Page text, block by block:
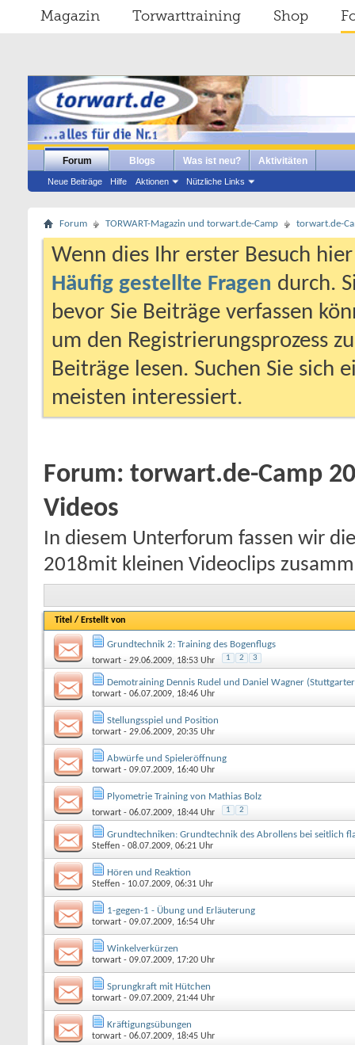
Magazin Torwarttraining Shop
Forum
Neue Beiträge Hilfe Aktionen Nützliche Links
Blogs Was ist neu? Aktivitäten
Forum TORWART-Magazin und torwart.de-Camp torwart.de-
Wenn dies Ihr erster Besuch
Häufig gestellte Fragen durch.
bevor Sie Beiträge verfassen
um den Registrierungsprozess
Beiträge lesen. Suchen Sie sich
meisten interessiert.
Forum: torwart.de-Camp
Videos
In diesem Unterforum fassen wir
2018mit kleinen Videoclips
Titel / Erstellt von
Grundtechnik 2: Training des Bogenflugs
torwart - 29.06.2009, 18:53 Uhr 1 2 3
Demotraining Dennis Rudel und Daniel Wagner
torwart - 06.07.2009, 18:46 Uhr
Stellungsspiel und Position
torwart - 29.06.2009, 20:35 Uhr
Abwürfe und Spieleröffnung
torwart - 09.07.2009, 16:40 Uhr
Plyometrie Training von Mathias Bolz
torwart - 06.07.2009, 18:44 Uhr 1 2
Grundtechniken: Grundtechnik des Abrollens bei seitlich
Steffen - 08.07.2009, 06:21 Uhr
Hören und Reaktion
Steffen - 10.07.2009, 06:31 Uhr
1-gegen-1 - Übung und Erläuterung
torwart - 09.07.2009, 16:54 Uhr
Winkelverkürzen
torwart - 09.07.2009, 17:20 Uhr
Sprungkraft mit Hütchen
torwart - 09.07.2009, 21:44 Uhr
Kräftigungsübungen
torwart - 06.07.2009, 18:45 Uhr